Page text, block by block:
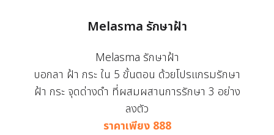
Melasma รักษาฝ้า
Melasma รักษาฝ้า
บอกลา ฝ้า กระ ใน 5 ขั้นตอน ด้วยโปรแกรมรักษา
ฝ้า กระ จุดด่างดำ ที่ผสมผสานการรักษา 3 อย่าง
ลงตัว
ราคาเพียง 888